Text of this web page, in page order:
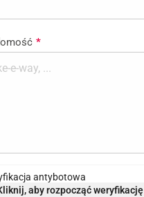
*
antybotowa
aby rozpocząć weryfikację